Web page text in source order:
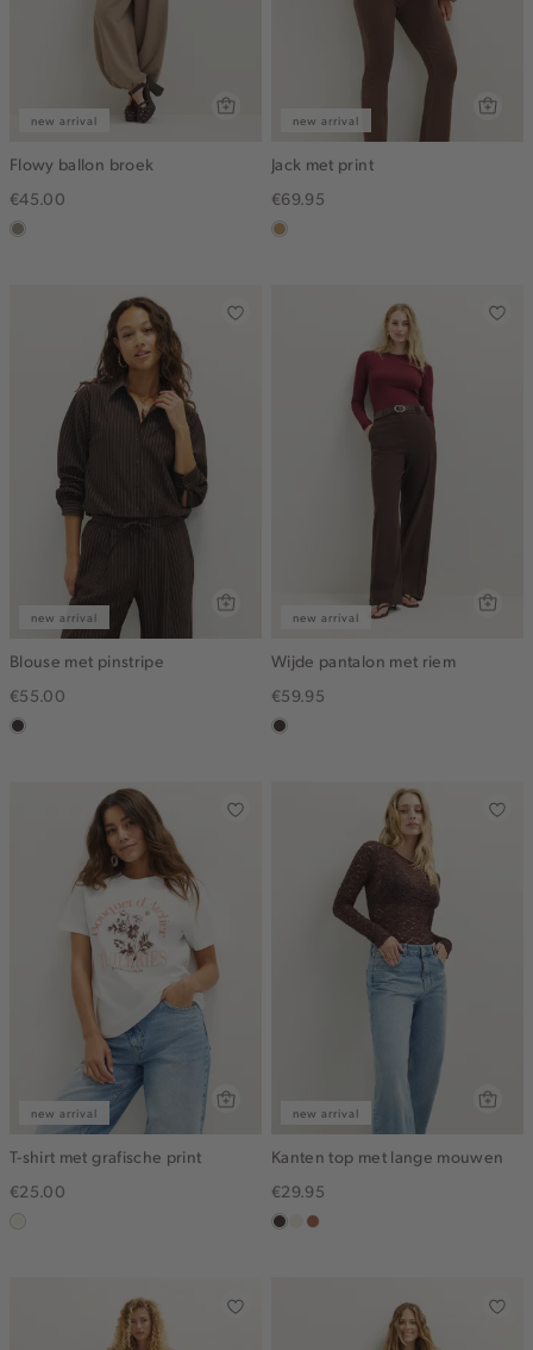
new arrival
Flowy ballon broek
€45.00
taupe,
new arrival
Jack met print
€69.95
camel
new arrival
Blouse met pinstripe
€55.00
choco
new arrival
Wijde pantalon met riem
€59.95
choco
new arrival
T-shirt met grafische print
€25.00
new arrival
Kanten top met lange mouwen
€29.95
choco
ecruterracotta